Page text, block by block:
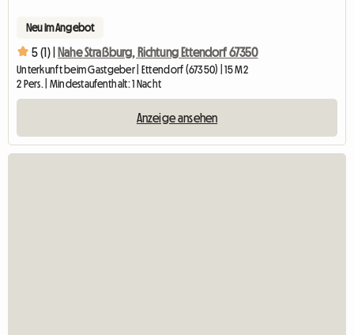
Neu im Angebot
5 (1) | Nahe Straßburg, Richtung Ettendorf 67350
Unterkunft beim Gastgeber | Ettendorf (67350) | 15 M2
2 Pers. | Mindestaufenthalt: 1 Nacht
Anzeige ansehen